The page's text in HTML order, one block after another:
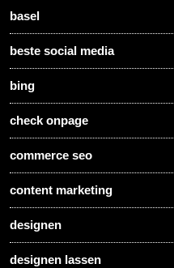
basel
beste social media
bing
check onpage
commerce seo
content marketing
designen
designen lassen